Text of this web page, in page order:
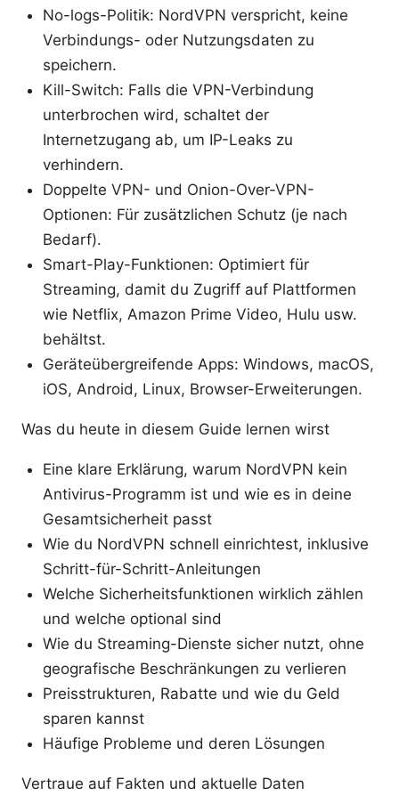
No-logs-Politik: NordVPN verspricht, keine
Verbindungs- oder Nutzungsdaten zu
speichern.
Kill-Switch: Falls die VPN-Verbindung
unterbrochen wird, schaltet der
Internetzugang ab, um IP-Leaks zu
verhindern.
Doppelte VPN- und Onion-Over-VPN-
Optionen: Für zusätzlichen Schutz (je nach
Bedarf).
Smart-Play-Funktionen: Optimiert für
Streaming, damit du Zugriff auf Plattformen
wie Netflix, Amazon Prime Video, Hulu usw.
behältst.
Geräteübergreifende Apps: Windows, macOS,
iOS, Android, Linux, Browser-Erweiterungen.
Was du heute in diesem Guide lernen wirst
Eine klare Erklärung, warum NordVPN kein
Antivirus-Programm ist und wie es in deine
Gesamtsicherheit passt
Wie du NordVPN schnell einrichtest, inklusive
Schritt-für-Schritt-Anleitungen
Welche Sicherheitsfunktionen wirklich zählen
und welche optional sind
Wie du Streaming-Dienste sicher nutzt, ohne
geografische Beschränkungen zu verlieren
Preisstrukturen, Rabatte und wie du Geld
sparen kannst
Häufige Probleme und deren Lösungen
Vertraue auf Fakten und aktuelle Daten